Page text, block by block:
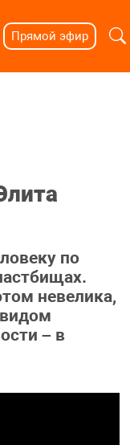
Прямой эфир
по
невелика,
– в